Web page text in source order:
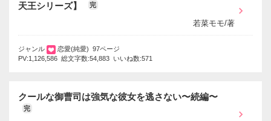
天王シリーズ】
完
若菜モモ/著
ジャンル
恋愛(純愛) 97ページ
PV:1,126,586 総文字数:54,883 いいね数:571
クールな御曹司は強気な彼女を逃さない〜続編〜
完